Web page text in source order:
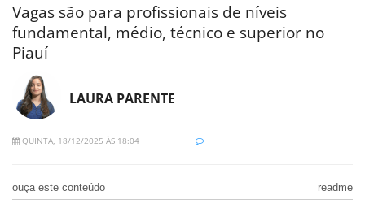
Vagas são para profissionais de níveis
fundamental, médio, técnico e superior no
Piauí
LAURA PARENTE
QUINTA, 18/12/2025 ÀS 18:04
ouça este conteúdo readme